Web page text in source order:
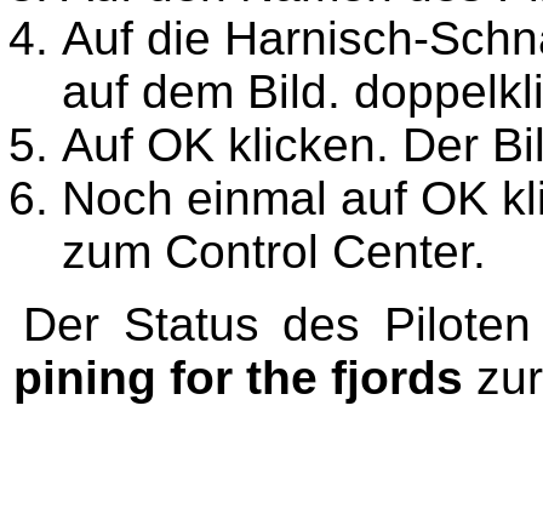
Auf die Harnisch-
auf dem Bild.
Auf OK klicken. Der
Noch einmal auf OK
zum Control Center.
Der Status des
pining for the fjords